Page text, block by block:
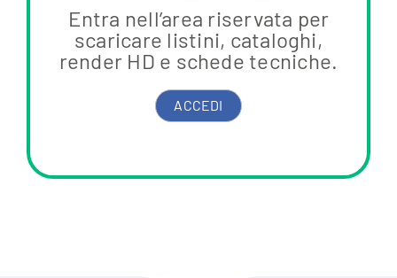
Entra nell’area riservata per
scaricare listini, cataloghi,
render HD e schede tecniche.
ACCEDI